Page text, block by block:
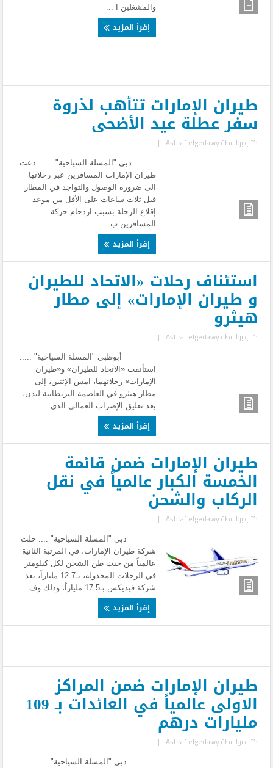
والمشغلين ا ...
إقرأ المزيد
طيران الإمارات تتأهب لذروة
سفر عطلة عيد الأضحى
كتب بواسطةAshraf elgedawy
|
دبي "المسلة السياحية" ..... دعت
طيران الإمارات المسافرين عبر رحلاتها
الى ضرورة الوصول والتواجد في المطار
قبل ثلاث ساعات على الأقل من موعد
إقلاع الرحلة بسبب ازدحام حركة
المسافرين ب ...
إقرأ المزيد
استئناف رحلات «الاتحاد للطيران
و طيران الإمارات» إلى مطار
هيثرو
كتب بواسطةAshraf elgedawy
|
أبوظبى "المسلة السياحية" .....
استأنفت «الاتحاد للطيران» و«طيران
الإمارات» رحلاتهما، امس الإثنين، إلى
مطار هيثرو في العاصمة البريطانية لندن،
بعد تعليق الإضراب العمالي الذي ...
إقرأ المزيد
طيران الإمارات ضمن قائمة
الخمسة الكبار عالمياً في نقل
الركاب والشحن
كتب بواسطةAshraf elgedawy
|
دبى "المسلة السياحية" .... حلت
شركة طيران الإمارات، في المرتبة الثانية
عالمياً من حيث طن الشحن لكل كيلومتر
في الرحلات المجدولة، بـ12.7 ملياراً، بعد
شركة فيديكس بـ17.5 ملياراً، وذلك وف ...
إقرأ المزيد
طيران الإمارات ضمن المراكز
الاولى عالمياً في العائدات بـ 109
مليارات درهم
كتب بواسطةAshraf elgedawy
|
دبى "المسلة السياحية" .....